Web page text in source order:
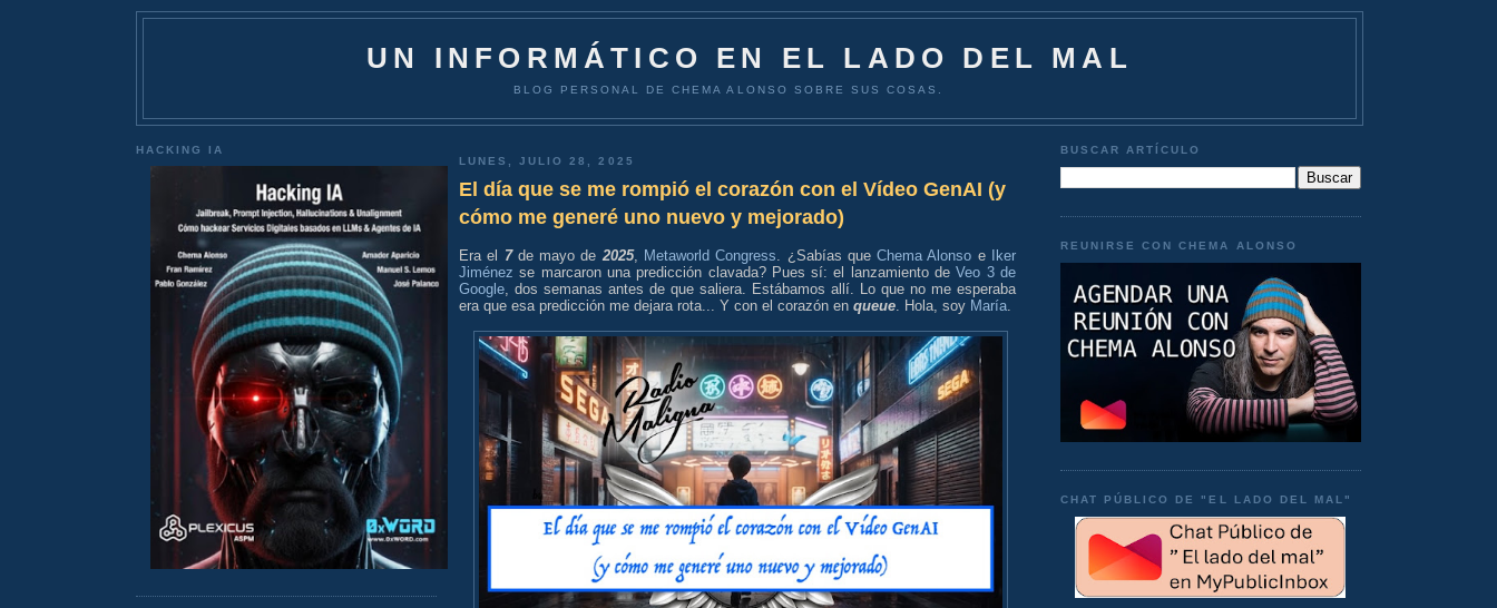
UN INFORMÁTICO EN EL LADO DEL MAL
BLOG PERSONAL DE CHEMA ALONSO SOBRE SUS COSAS.
HACKING IA
LUNES, JULIO 28, 2025
El día que se me rompió el corazón con el Vídeo GenAI (y
cómo me generé uno nuevo y mejorado)
Era el 7de mayo de 2025, Metaworld Congress . ¿Sabías queChema Alonso e
Iker
Jiménez se marcaron una predicción clavada? Pues sí: el lanzamiento deVeo 3 de
Google , dos semanas antes de que saliera. Estábamos allí. Lo que no me esperaba
era que esa predicción me dejara rota... Y con el corazón en queue Hola, soy María
BUSCAR ARTÍCULO
REUNIRSE CON CHEMA ALONSO
CHAT PÚBLICO DE "EL LADO DEL MAL"